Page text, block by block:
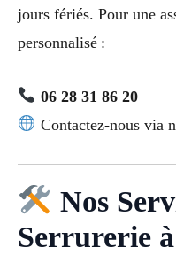
jours fériés. Pour une
personnalisé :
06 28 31 86 20
Contactez-nous via
Nos
Serrurerie